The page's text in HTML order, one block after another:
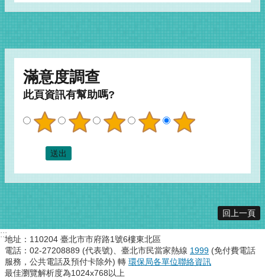
滿意度調查
此頁資訊有幫助嗎?
回上一頁
:::地址：110204 臺北市市府路1號6樓東北區
電話：02-27208889 (代表號)、臺北市民當家熱線 1999 (免付費電話
服務，公共電話及預付卡除外) 轉 環保局各單位聯絡資訊
最佳瀏覽解析度為1024x768以上